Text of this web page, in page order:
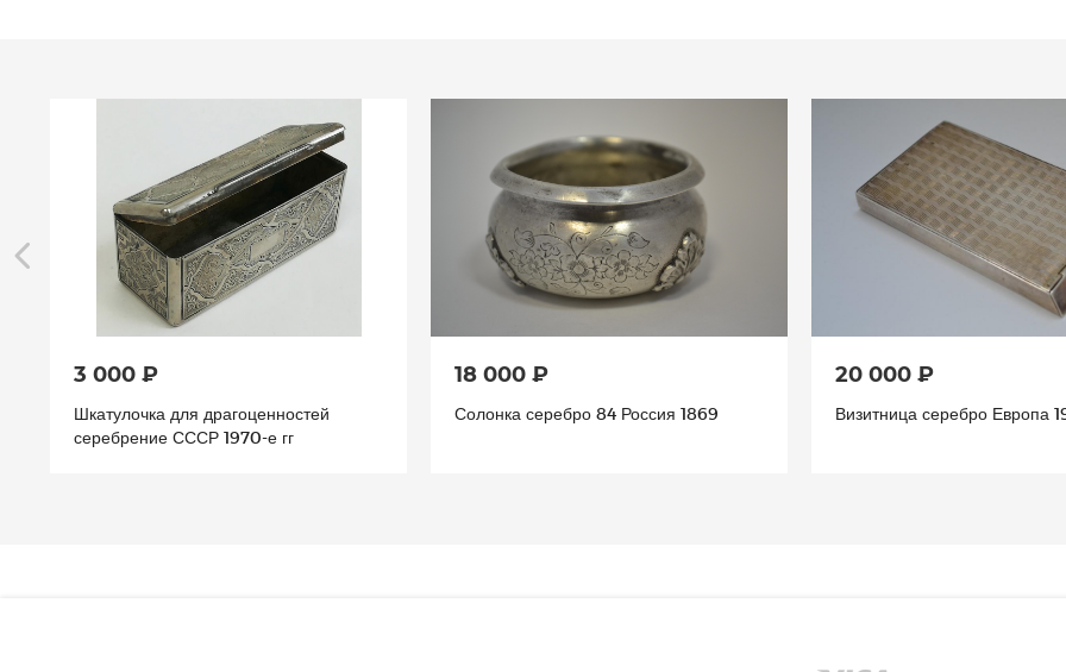
3 000 ₽
Шкатулочка для драгоценностей
серебрение СССР 1970-е гг
18 000 ₽
Солонка серебро 84 Россия 1869
20 000 ₽
Визитница серебро Европа